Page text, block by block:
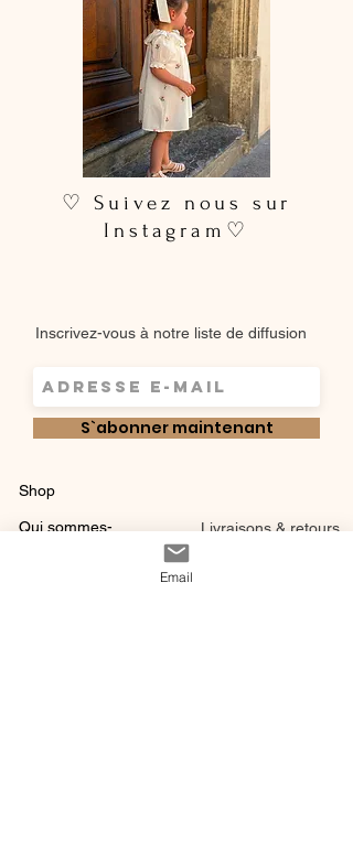
délicat. Ne pas utilser de sèche-linge.
♡ Suivez nous sur
Instagram♡
Inscrivez-vous à notre liste de diffusion
S`abonner maintenant
Shop
Qui sommes-
instagram
Livraisons & retours
Email